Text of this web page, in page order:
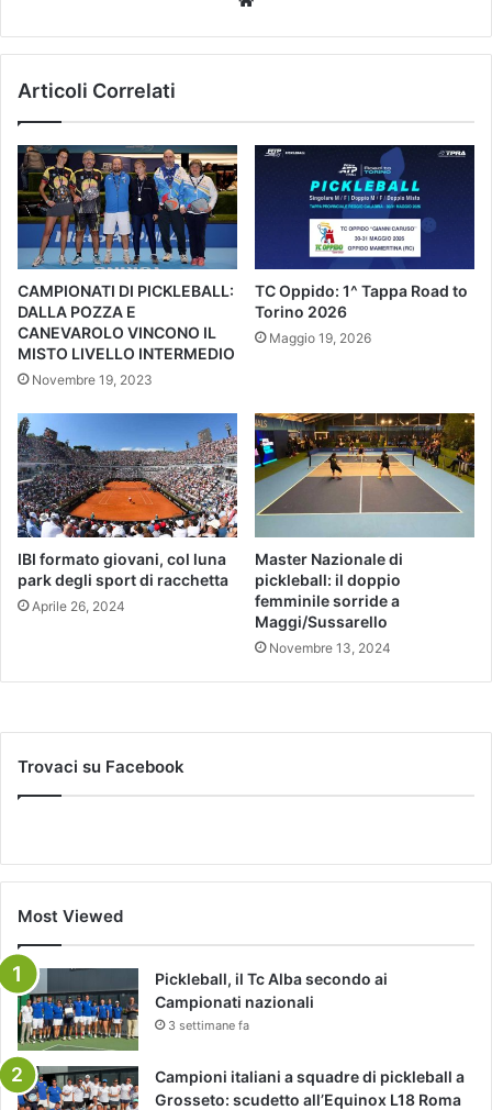
te
Articoli Correlati
CAMPIONATI DI PICKLEBALL:
DALLA POZZA E
CANEVAROLO VINCONO IL
MISTO LIVELLO INTERMEDIO
Novembre 19, 2023
TC Oppido: 1^ Tappa Road to
Torino 2026
Maggio 19, 2026
IBI formato giovani, col luna
park degli sport di racchetta
Aprile 26, 2024
Master Nazionale di
pickleball: il doppio
femminile sorride a
Maggi/Sussarello
Novembre 13, 2024
Trovaci su Facebook
Most Viewed
Pickleball, il Tc Alba secondo ai
Campionati nazionali
3 settimane fa
Campioni italiani a squadre di pickleball a
Grosseto: scudetto all’Equinox L18 Roma